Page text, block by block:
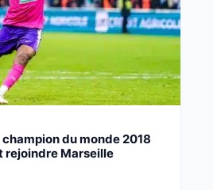
du monde 2018
rejoindre Marseille